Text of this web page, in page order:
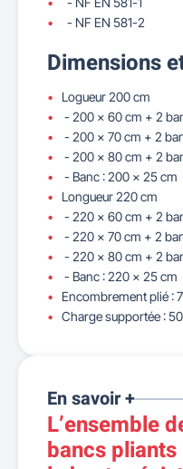
- NF EN 581-2
Dimensions
Logueur 200 cm
- 200 x 60 cm + 2
- 200 x 70 cm + 2
- 200 x 80 cm + 2
- Banc : 200 x 25 cm
Longueur 220 cm
- 220 x 60 cm + 2
- 220 x 70 cm + 2
- 220 x 80 cm + 2
- Banc : 220 x 25 cm
Encombrement plié :
Charge supportée :
En savoir +
L’ensemble
bancs